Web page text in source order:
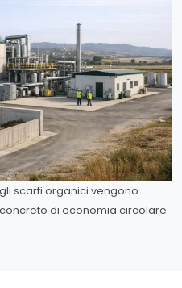
scarti organici vengono
di economia circolare